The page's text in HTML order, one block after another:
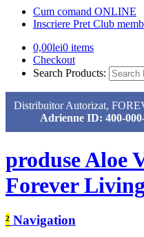
Cum comand ONLINE
Inscriere Pret Club
0,00lei0 items
Checkout
Search Products:
Distribuitor Autorizat,
Adrienne ID: 400-
produse Aloe
Forever
² Navigation